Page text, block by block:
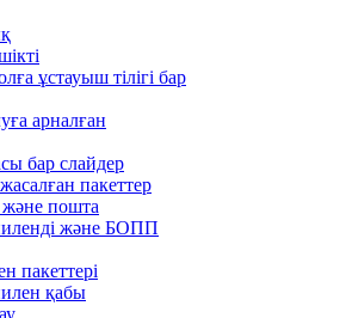
ұстауыш тілігі бар
арналған
бар слайдер
пакеттер
және пошта
және БОПП
пакеттері
қабы